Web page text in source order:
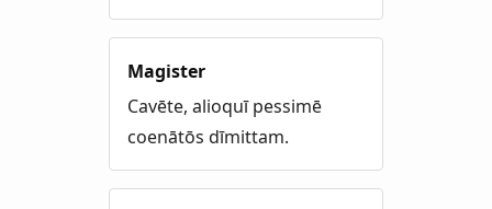
Magister
Cavēte, alioquī pessimē
coenātōs dīmittam.